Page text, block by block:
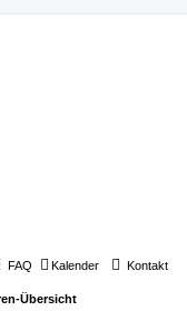
FAQ Kalender Kontakt
Übersicht